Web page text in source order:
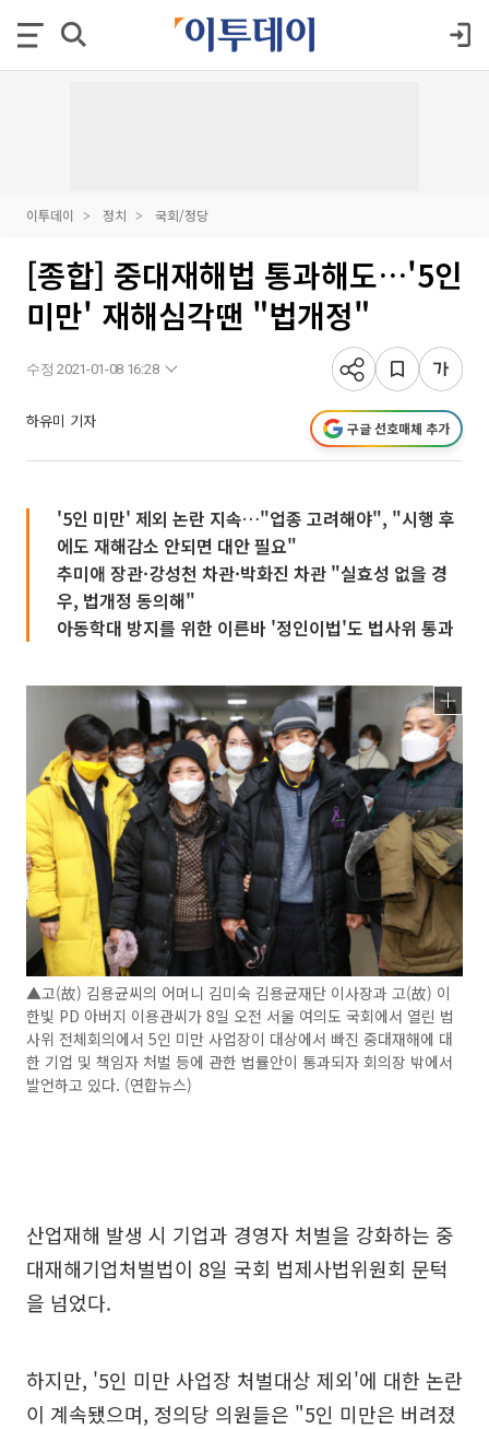
이투데이 정치 국회/정당
[종합] 중대재해법 통과해도…'5인
미만' 재해심각땐 "법개정"
수정 2021-01-08 16:28
하유미 기자 구글 선호매체 추가
'5인 미만' 제외 논란 지속…"업종 고려해야", "시행 후
에도 재해감소 안되면 대안 필요"
추미애 장관·강성천 차관·박화진 차관 "실효성 없을 경
우, 법개정 동의해"
아동학대 방지를 위한 이른바 '정인이법'도 법사위 통과
▲고(故) 김용균씨의 어머니 김미숙 김용균재단 이사장과 고(故) 이
한빛 PD 아버지 이용관씨가 8일 오전 서울 여의도 국회에서 열린 법
사위 전체회의에서 5인 미만 사업장이 대상에서 빠진 중대재해에 대
한 기업 및 책임자 처벌 등에 관한 법률안이 통과되자 회의장 밖에서
발언하고 있다. (연합뉴스)
산업재해 발생 시 기업과 경영자 처벌을 강화하는 중
대재해기업처벌법이 8일 국회 법제사법위원회 문턱
을 넘었다.
하지만, '5인 미만 사업장 처벌대상 제외'에 대한 논란
이 계속됐으며, 정의당 의원들은 "5인 미만은 버려졌